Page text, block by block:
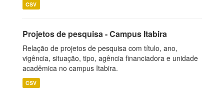
CSV
Projetos de pesquisa - Campus Itabira
Relação de projetos de pesquisa com título, ano,
vigência, situação, tipo, agência financiadora e unidade
acadêmica no campus Itabira.
CSV